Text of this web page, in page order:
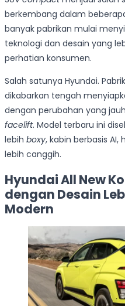
berkembang dalam
banyak pabrikan mulai
teknologi dan desain yang
perhatian konsumen.
Salah satunya Hyundai.
dikabarkan tengah
dengan perubahan yang
facelift. Model terbaru ini
lebih boxy, kabin berbasis AI,
lebih canggih.
Hyundai All New
dengan Desain
Modern